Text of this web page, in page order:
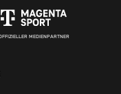
MEDIENPARTNER